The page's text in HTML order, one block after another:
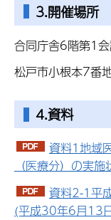
3.開催場所
合同庁舎6階第1
松戸市小根本7番
4.資料
資料1地域
（医療分）の実
資料2-1平
(平成30年6月13